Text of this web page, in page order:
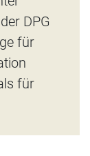
DPG
für
für